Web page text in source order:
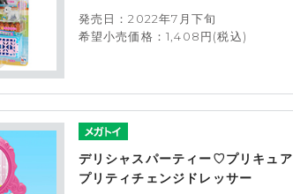
発売日：2022年7月下旬
希望小売価格：1,408円(税込)
デリシャスパーティー♡プリキュア
プリティチェンジドレッサー